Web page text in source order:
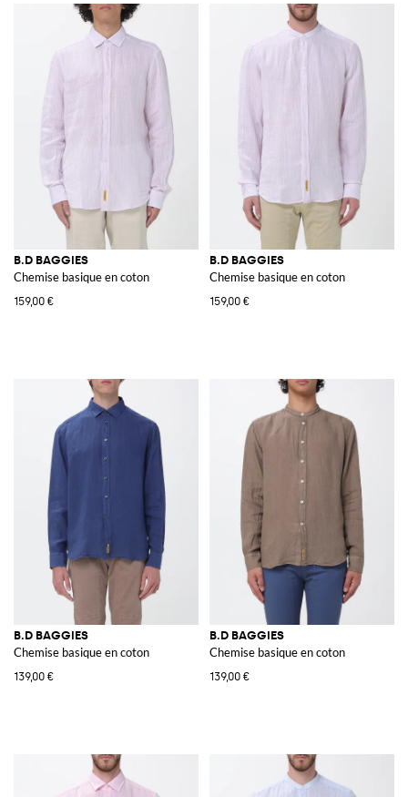
B.D BAGGIES
Chemise basique en coton
159,00 €
B.D BAGGIES
Chemise basique en coton
159,00 €
B.D BAGGIES
Chemise basique en coton
139,00 €
B.D BAGGIES
Chemise basique en coton
139,00 €